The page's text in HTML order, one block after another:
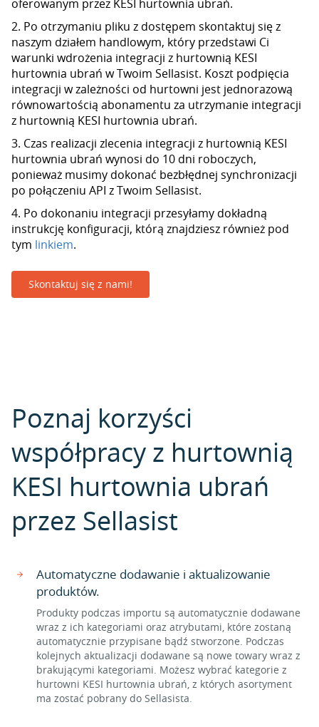
oferowanym przez KESI hurtownia ubrań.
2. Po otrzymaniu pliku z dostępem skontaktuj się z
naszym działem handlowym, który przedstawi Ci
warunki wdrożenia integracji z hurtownią KESI
hurtownia ubrań w Twoim Sellasist. Koszt podpięcia
integracji w zależności od hurtowni jest jednorazową
równowartością abonamentu za utrzymanie integracji
z hurtownią KESI hurtownia ubrań.
3. Czas realizacji zlecenia integracji z hurtownią KESI
hurtownia ubrań wynosi do 10 dni roboczych,
ponieważ musimy dokonać bezbłędnej synchronizacji
po połączeniu API z Twoim Sellasist.
4. Po dokonaniu integracji przesyłamy dokładną
instrukcję konfiguracji, którą znajdziesz również pod
tym linkiem.
Skontaktuj się z nami!
Poznaj korzyści
współpracy z hurtownią
KESI hurtownia ubrań
przez Sellasist
Automatyczne dodawanie i aktualizowanie
produktów.
Produkty podczas importu są automatycznie dodawane
wraz z ich kategoriami oraz atrybutami, które zostaną
automatycznie przypisane bądź stworzone. Podczas
kolejnych aktualizacji dodawane są nowe towary wraz z
brakującymi kategoriami. Możesz wybrać kategorie z
hurtowni KESI hurtownia ubrań, z których asortyment
ma zostać pobrany do Sellasista.